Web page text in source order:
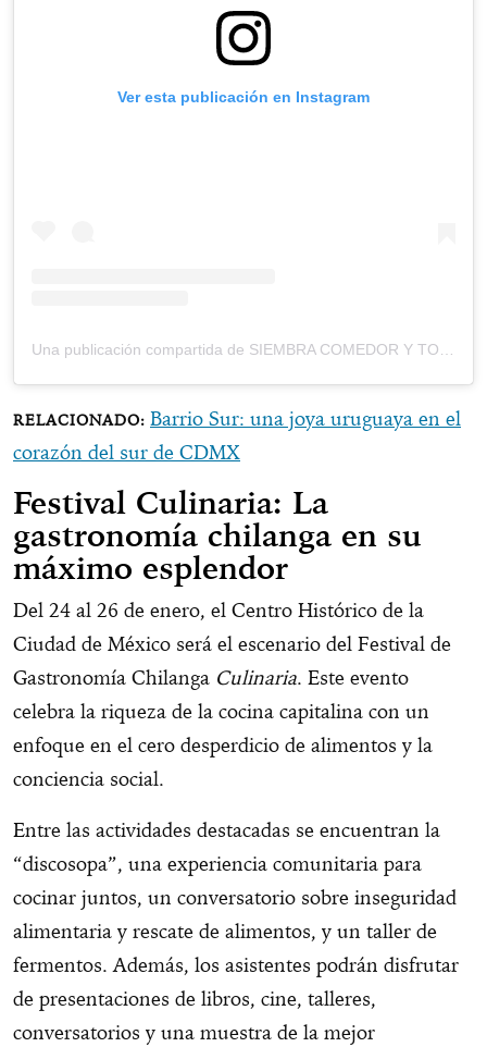
Ver esta publicación en Instagram
Una publicación compartida de SIEMBRA COMEDOR Y TORTILLERÍA (@siembra_comedor_tortilleria)
Barrio Sur: una joya uruguaya en el
corazón del sur de CDMX
Festival Culinaria: La
gastronomía chilanga en su
máximo esplendor
Del 24 al 26 de enero, el Centro Histórico de la
Ciudad de México será el escenario del Festival de
Gastronomía Chilanga Culinaria. Este evento
celebra la riqueza de la cocina capitalina con un
enfoque en el cero desperdicio de alimentos y la
conciencia social.
Entre las actividades destacadas se encuentran la
“discosopa”, una experiencia comunitaria para
cocinar juntos, un conversatorio sobre inseguridad
alimentaria y rescate de alimentos, y un taller de
fermentos. Además, los asistentes podrán disfrutar
de presentaciones de libros, cine, talleres,
conversatorios y una muestra de la mejor